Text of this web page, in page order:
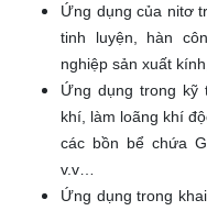
Ứng dụng của nitơ
tinh luyện, hàn
nghiệp sản xuất
Ứng dụng trong kỹ
khí, làm loãng khí
các bồn bể chứa
v.v…
Ứng dụng trong